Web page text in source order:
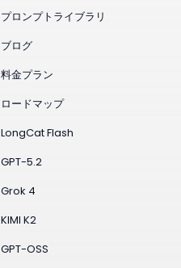
プロンプトライブラリ
ブログ
料金プラン
ロードマップ
LongCat Flash
GPT-5.2
Grok 4
KIMI K2
GPT-OSS